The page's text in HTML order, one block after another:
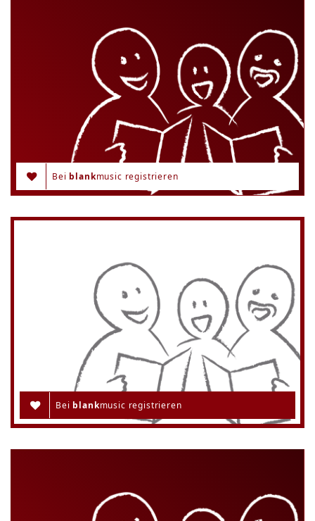
Bei blankmusic registrieren
Bei blankmusic registrieren